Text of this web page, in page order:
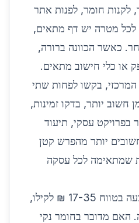
לקנות חומר, לפנות אתר
לכל מטרה יש דף מתאים,
כאשר הכוונה ברורה,
או כלי חישוב מתאים.
בקשו לפחות שתי
חשוב יותר, בדקו זמינות,
בפרויקט עסקי, תיעוד
יותר מהפרש קטן
שמתאימה לכל עסקה
כאשר אתם מקבלים הצעה בטווח 17-35 ₪ לקילו,
האם מדובר בחומר נקי